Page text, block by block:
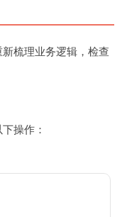
梳理业务逻辑，检查
操作：